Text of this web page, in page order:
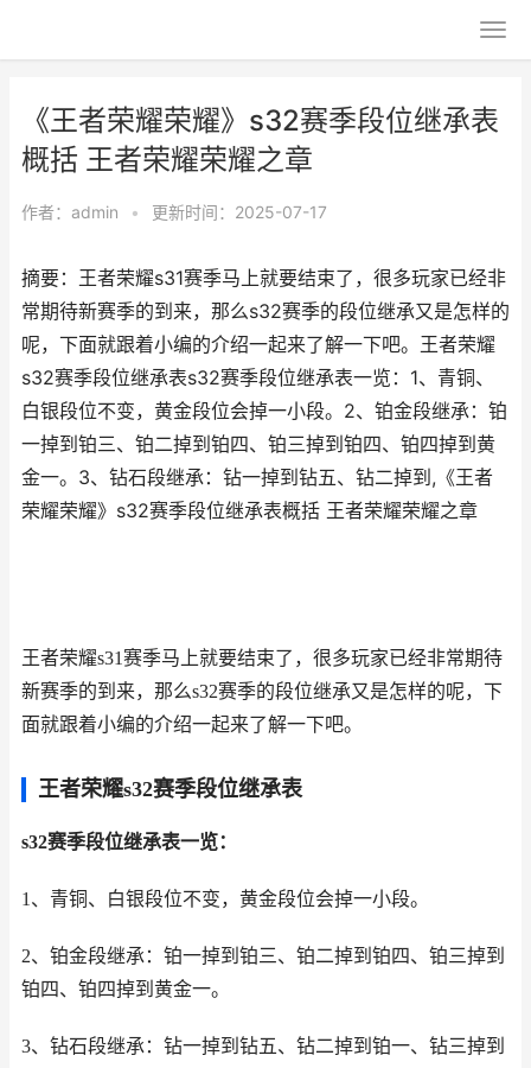
《王者荣耀荣耀》s32赛季段位继承表
概括 王者荣耀荣耀之章
作者： admin • 更新时间：2025-07-17
摘要：王者荣耀s31赛季马上就要结束了，很多玩家已经非
常期待新赛季的到来，那么s32赛季的段位继承又是怎样的
呢，下面就跟着小编的介绍一起来了解一下吧。王者荣耀
s32赛季段位继承表s32赛季段位继承表一览：1、青铜、
白银段位不变，黄金段位会掉一小段。2、铂金段继承：铂
一掉到铂三、铂二掉到铂四、铂三掉到铂四、铂四掉到黄
金一。3、钻石段继承：钻一掉到钻五、钻二掉到,《王者
荣耀荣耀》s32赛季段位继承表概括 王者荣耀荣耀之章
王者荣耀s31赛季马上就要结束了，很多玩家已经非常期待
新赛季的到来，那么s32赛季的段位继承又是怎样的呢，下
面就跟着小编的介绍一起来了解一下吧。
王者荣耀s32赛季段位继承表
s32赛季段位继承表一览：
1、青铜、白银段位不变，黄金段位会掉一小段。
2、铂金段继承：铂一掉到铂三、铂二掉到铂四、铂三掉到
铂四、铂四掉到黄金一。
3、钻石段继承：钻一掉到钻五、钻二掉到铂一、钻三掉到